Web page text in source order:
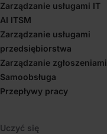
Zarządzanie usługami IT
AI ITSM
Zarządzanie usługami
przedsiębiorstwa
Zarządzanie zgłoszeniami
Samoobsługa
Przepływy pracy
Uczyć się